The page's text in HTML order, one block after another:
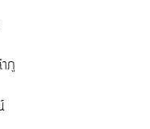
ภู